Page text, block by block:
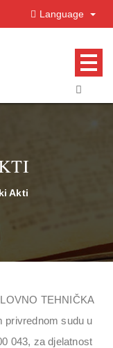
Language
Akti
TEHNIČKA
privrednom sudu u
043, za djelatnost